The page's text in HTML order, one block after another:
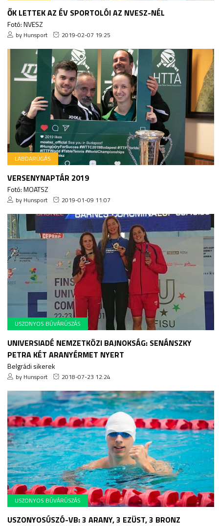
ŐK LETTEK AZ ÉV SPORTOLÓI AZ NVESZ-NÉL
Fotó: NVESZ
by Hunsport 2019-02-07 19:25
LABDARÚGÁS
VERSENYNAPTÁR 2019
Fotó: MOATSZ
by Hunsport 2019-01-09 11:07
USZONYOS BÚVÁRÚSZÁS
UNIVERSIADÉ NEMZETKÖZI BAJNOKSÁG: SENÁNSZKY
PETRA KÉT ARANYÉRMET NYERT
Belgrádi sikerek
by Hunsport 2018-07-23 12:24
USZONYOS BÚVÁRÚSZÁS
USZONYOSÚSZÓ-VB: 3 ARANY, 3 EZÜST, 3 BRONZ